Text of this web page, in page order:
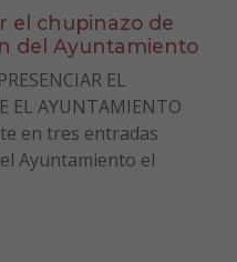
el chupinazo de
del Ayuntamiento
EL
EL AYUNTAMIENTO
en tres entradas
Ayuntamiento el